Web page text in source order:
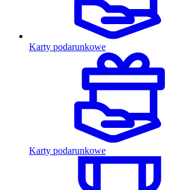
Karty podarunkowe
Karty podarunkowe